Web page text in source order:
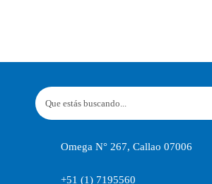
Omega N° 267, Callao 07006
+51 (1) 7195560